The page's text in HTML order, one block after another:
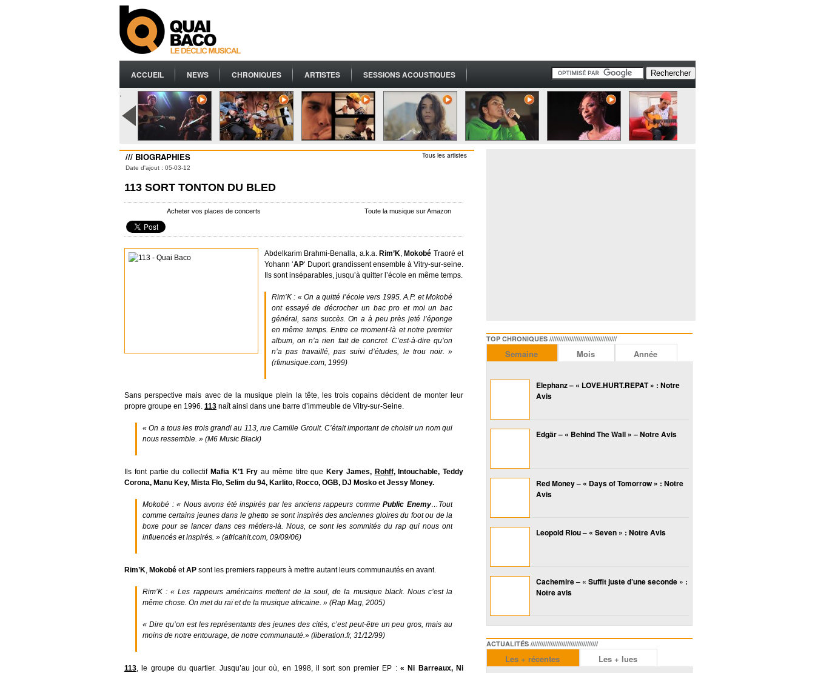
ACCUEIL NEWS CHRONIQUES ARTISTES SESSIONS ACOUSTIQUES
.
/// BIOGRAPHIES Tous les artistes
Date d'ajout : 05-03-12
113 SORT TONTON DU BLED
Acheter vos places de concerts Toute la musique sur Amazon
Abdelkarim Brahmi-Benalla, a.k.a. Rim’K, Mokobé Traoré et
Yohann ‘AP‘ Duport grandissent ensemble à Vitry-sur-seine.
Ils sont inséparables, jusqu’à quitter l’école en même temps.
Rim’K : « On a quitté l’école vers 1995. A.P. et Mokobé
ont essayé de décrocher un bac pro et moi un bac
général, sans succès. On a à peu près jeté l’éponge
en même temps. Entre ce moment-là et notre premier
album, on n’a rien fait de concret. C’est-à-dire qu’on
n’a pas travaillé, pas suivi d’études, le trou noir. »
(rfimusique.com, 1999)
Sans perspective mais avec de la musique plein la tête, les trois copains décident de monter leur
propre groupe en 1996. 113 naît ainsi dans une barre d’immeuble de Vitry-sur-Seine.
« On a tous les trois grandi au 113, rue Camille Groult. C’était important de choisir un nom qui
nous ressemble. » (M6 Music Black)
Ils font partie du collectif Mafia K’1 Fry au même titre que Kery James, Rohff, Intouchable, Teddy
Corona, Manu Key, Mista Flo, Selim du 94, Karlito, Rocco, OGB, DJ Mosko et Jessy Money.
Mokobé :« Nous avons été inspirés par les anciens rappeurs commePublic Enemy…Tout
comme certains jeunes dans le ghetto se sont inspirés des anciennes gloires du foot ou de la
boxe pour se lancer dans ces métiers-là. Nous, ce sont les sommités du rap qui nous ont
influencés et inspirés. » (africahit.com, 09/09/06)
Rim’K, Mokobé etAP sont les premiers rappeurs à mettre autant leurs communautés en avant.
Rim’K :« Les rappeurs américains mettent de la soul, de la musique black. Nous c’est la
même chose. On met du raï et de la musique africaine. » (Rap Mag, 2005)
« Dire qu’on est les représentants des jeunes des cités, c’est peut-être un peu gros, mais au
moins de notre entourage, de notre communauté.» (liberation.fr, 31/12/99)
113, le groupe du quartier. Jusqu’au jour où, en 1998, il sort son premier EP :« Ni Barreaux, Ni
TOP CHRONIQUES /////////////////////////////////////
Semaine Mois Année
Elephanz – « LOVE.HURT.REPAT » : Notre
Avis
Edgär – « Behind The Wall » – Notre Avis
Red Money – « Days of Tomorrow » : Notre
Avis
Leopold Riou – « Seven » : Notre Avis
Cachemire – « Suffit juste d’une seconde » :
Notre avis
ACTUALITÉS /////////////////////////////////////
Les + récentes Les + lues